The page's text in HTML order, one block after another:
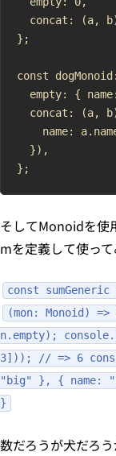
concat: (a,
};
const
empty: {
concat: (a,
name:
  }),
そしてMonoidを使
mを定義して使って
const sumGeneric
(mon: Monoid)
n.empty);
3])); // => 6
"big" }, { name:
}
数だろうが犬だろ